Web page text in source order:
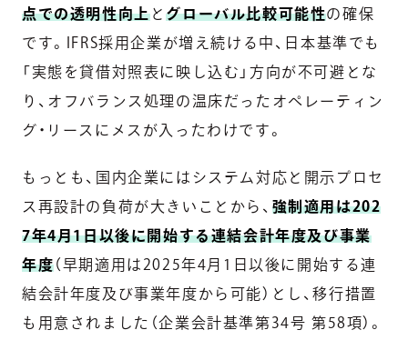
点での透明性向上とグローバル比較可能性の確保
です。IFRS採用企業が増え続ける中、日本基準でも
「実態を貸借対照表に映し込む」方向が不可避とな
り、オフバランス処理の温床だったオペレーティン
グ・リースにメスが入ったわけです。
もっとも、国内企業にはシステム対応と開示プロセ
ス再設計の負荷が大きいことから、 強制適用は202
7年4月1日以後に開始する連結会計年度及び事業
年度（早期適用は2025年4月1日以後に開始する連
結会計年度及び事業年度から可能）とし、移行措置
も用意されました（企業会計基準第34号 第58項）。